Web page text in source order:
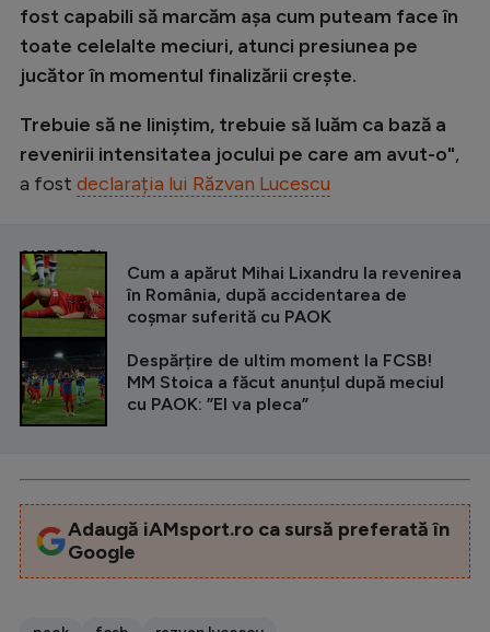
fost capabili să marcăm așa cum puteam face în
toate celelalte meciuri, atunci presiunea pe
jucător în momentul finalizării crește.
Trebuie să ne liniștim, trebuie să luăm ca bază a
revenirii intensitatea jocului pe care am avut-o",
a fost declarația lui Răzvan Lucescu
CITEȘTE ȘI
Cum a apărut Mihai Lixandru la revenirea
în România, după accidentarea de
coșmar suferită cu PAOK
Despărțire de ultim moment la FCSB!
MM Stoica a făcut anunțul după meciul
cu PAOK: ”El va pleca”
Adaugă iAMsport.ro ca sursă preferată în
Google